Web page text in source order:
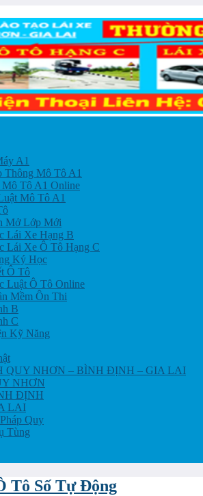
A1
Thông Mô Tô A1
Mô Tô A1 Online
Mô Tô A1
Mở Lớp Mới
Lái Xe Hạng B
Lái Xe Ô Tô Hạng C
Ký Học
Ô Tô
Luật Ô Tô Online
Mềm Ôn Thi
B
C
Kỹ Năng
QUY NHƠN – BÌNH ĐỊNH – GIA LAI
NHƠN
ĐỊNH
LAI
Quy
Tùng
Tô Số Tự Động